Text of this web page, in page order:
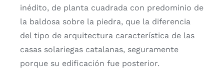
inédito, de planta cuadrada con predominio de
la baldosa sobre la piedra, que la diferencia
del tipo de arquitectura característica de las
casas solariegas catalanas, seguramente
porque su edificación fue posterior.